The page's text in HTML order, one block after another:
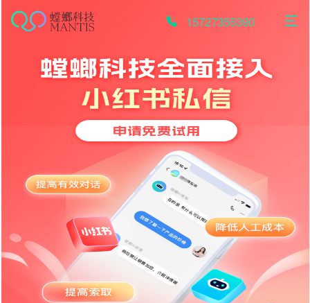
15727355390